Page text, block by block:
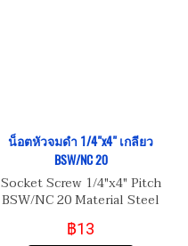
น็อตหัวจมดำ 1/4"x4" เกลียว
BSW/NC 20
Socket Screw 1/4"x4" Pitch
BSW/NC 20 Material Steel
เหล็กแข็งมาตรฐาน 8.8
฿13